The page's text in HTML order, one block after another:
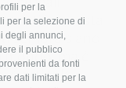
per la
per la selezione di
degli annunci,
il pubblico
da fonti
dati limitati per la
in questa
sembra siano
ma è
articolo